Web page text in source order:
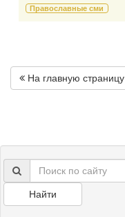
Православные сми
На главную страницу
Найти